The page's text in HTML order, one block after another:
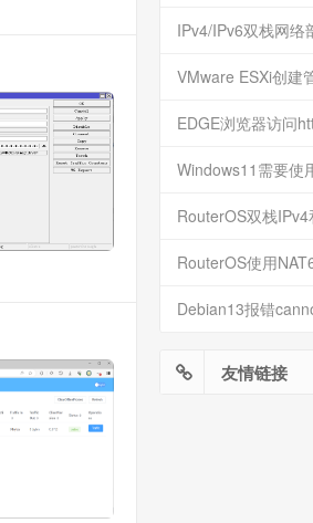
IPv4/IPv6双栈网络
VMware ESXi创建
Windows11需要使
RouterOS使用
友情链接